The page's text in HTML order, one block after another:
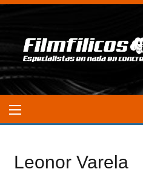
Leonor Varela